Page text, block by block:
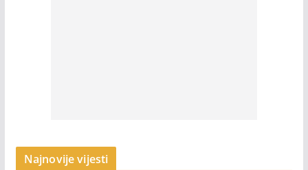
Najnovije vijesti